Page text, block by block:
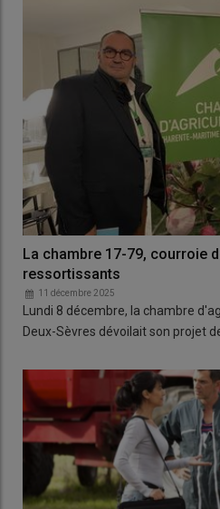
La chambre 17-79, courroie
ressortissants
11 décembre 2025
Lundi 8 décembre, la chambre
Deux-Sèvres dévoilait son projet